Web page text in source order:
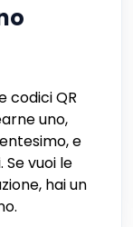
codici QR
uno,
e
vuoi le
hai un